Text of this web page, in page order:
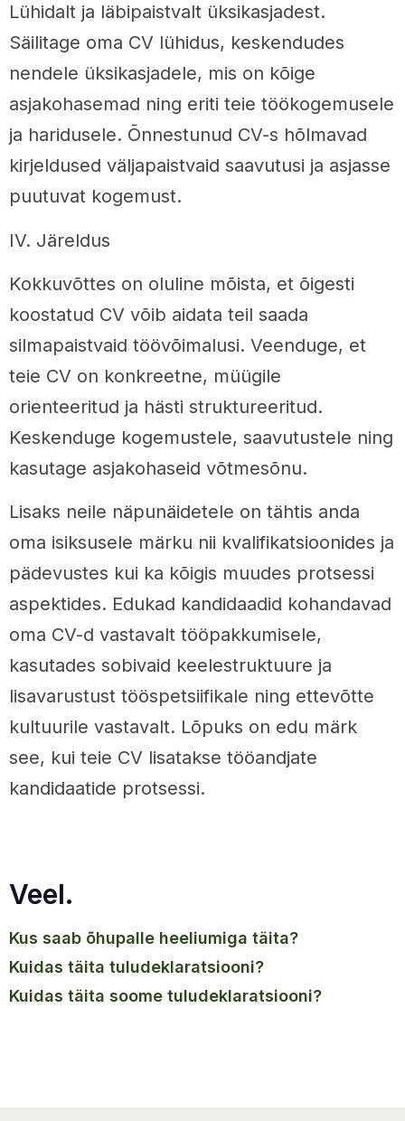
Lühidalt ja läbipaistvalt üksikasjadest.
Säilitage oma CV lühidus, keskendudes
nendele üksikasjadele, mis on kõige
asjakohasemad ning eriti teie töökogemusele
ja haridusele. Õnnestunud CV-s hõlmavad
kirjeldused väljapaistvaid saavutusi ja asjasse
puutuvat kogemust.
IV. Järeldus
Kokkuvõttes on oluline mõista, et õigesti
koostatud CV võib aidata teil saada
silmapaistvaid töövõimalusi. Veenduge, et
teie CV on konkreetne, müügile
orienteeritud ja hästi struktureeritud.
Keskenduge kogemustele, saavutustele ning
kasutage asjakohaseid võtmesõnu.
Lisaks neile näpunäidetele on tähtis anda
oma isiksusele märku nii kvalifikatsioonides ja
pädevustes kui ka kõigis muudes protsessi
aspektides. Edukad kandidaadid kohandavad
oma CV-d vastavalt tööpakkumisele,
kasutades sobivaid keelestruktuure ja
lisavarustust tööspetsiifikale ning ettevõtte
kultuurile vastavalt. Lõpuks on edu märk
see, kui teie CV lisatakse tööandjate
kandidaatide protsessi.
Veel.
kus saab õhupalle heeliumiga täita?
kuidas täita tuludeklaratsiooni?
kuidas täita soome tuludeklaratsiooni?